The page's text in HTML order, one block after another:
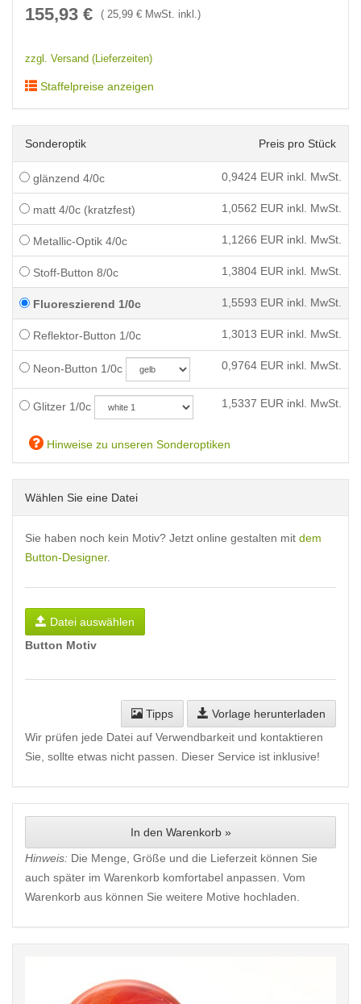
155,93 € ( 25,99 € MwSt. inkl.)
zzgl. Versand (Lieferzeiten)
Staffelpreise anzeigen
Sonderoptik Preis pro Stück
glänzend 4/0c 0,9424 EUR inkl. MwSt.
matt 4/0c (kratzfest) 1,0562 EUR inkl. MwSt.
Metallic-Optik 4/0c 1,1266 EUR inkl. MwSt.
Stoff-Button 8/0c 1,3804 EUR inkl. MwSt.
Fluoreszierend 1/0c 1,5593 EUR inkl. MwSt.
Reflektor-Button 1/0c 1,3013 EUR inkl. MwSt.
Neon-Button 1/0c 0,9764 EUR inkl. MwSt.
Glitzer 1/0c 1,5337 EUR inkl. MwSt.
Hinweise zu unseren Sonderoptiken
Wählen Sie eine Datei
Sie haben noch kein Motiv? Jetzt online gestalten mit dem
Button-Designer.
Datei auswählen
Button Motiv
Tipps
Vorlage herunterladen
Wir prüfen jede Datei auf Verwendbarkeit und kontaktieren
Sie, sollte etwas nicht passen. Dieser Service ist inklusive!
In den Warenkorb »
Hinweis: Die Menge, Größe und die Lieferzeit können Sie
auch später im Warenkorb komfortabel anpassen. Vom
Warenkorb aus können Sie weitere Motive hochladen.